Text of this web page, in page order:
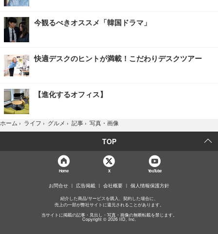
今観るべきオススメ「韓国ドラマ」
快適デスクのヒントが満載！こだわりデスクツアー
【進化するオフィス】
ホーム › ライフ › グルメ › 記事 › 写真・画像
TOP
Home X YouTube
お問合せ 広告掲載 会社概要 個人情報保護方針
紹介した商品/サービスを購入、契約した場合に、
売上の一部が弊社サイトに還元されることがあります。
当サイトに掲載の記事・見出し・写真・画像の無断転載を禁じます。
Copyright © 2026 IID, Inc.